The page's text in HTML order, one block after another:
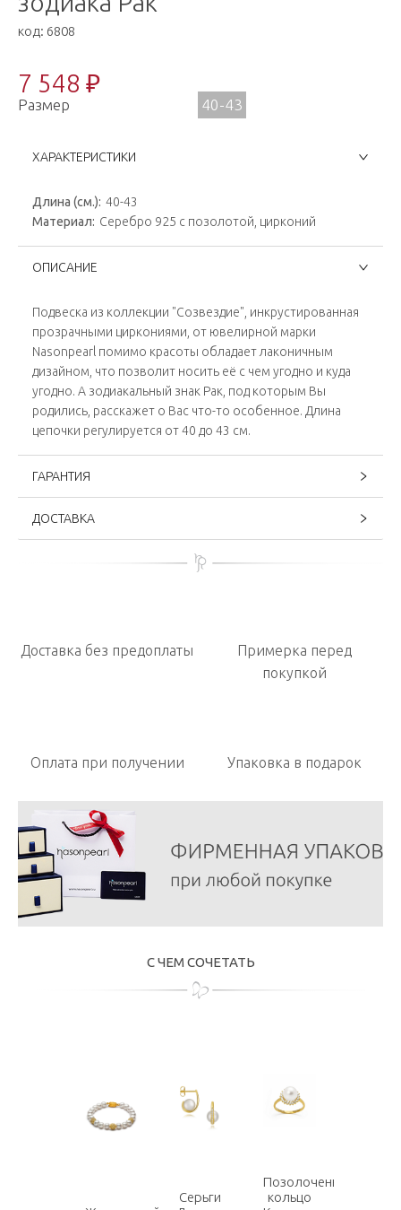
код: 6808
7 548 ₽
Размер 40-43
ХАРАКТЕРИСТИКИ
Длина (см.): 40-43
Материал: Серебро 925 с позолотой, цирконий
ОПИСАНИЕ
Подвеска из коллекции "Созвездие", инкрустированная
прозрачными циркониями, от ювелирной марки
Nasonpearl помимо красоты обладает лаконичным
дизайном, что позволит носить её с чем угодно и куда
угодно. А зодиакальный знак Рак, под которым Вы
родились, расскажет о Вас что-то особенное. Длина
цепочки регулируется от 40 до 43 см.
ГАРАНТИЯ
ДОСТАВКА
Доставка без предоплаты
Примерка перед
покупкой
Оплата при получении Упаковка в подарок
С ЧЕМ СОЧЕТАТЬ
Серьги
Позолоченное
кольцо